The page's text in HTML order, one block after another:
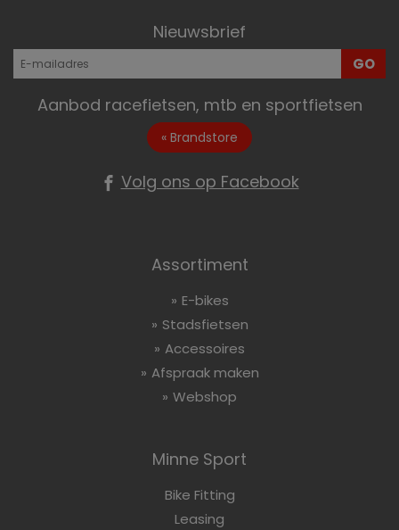
Nieuwsbrief
GO
Aanbod racefietsen, mtb en sportfietsen
« Brandstore
Volg ons op Facebook
Assortiment
E-bikes
Stadsfietsen
Accessoires
Afspraak maken
Webshop
Minne Sport
Bike Fitting
Leasing